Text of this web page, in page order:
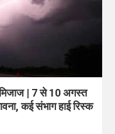
मिजाज | 7 से 10 अगस्त
कई संभाग हाई रिस्क